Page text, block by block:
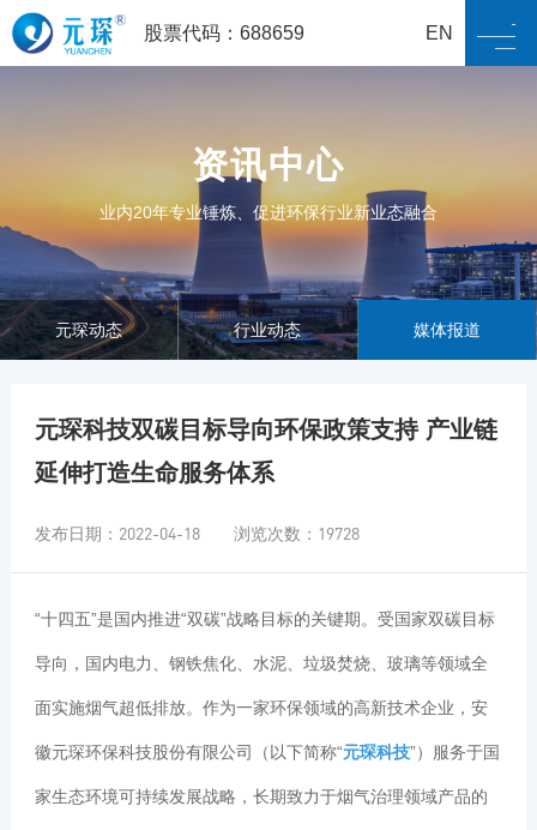
股票代码：688659 EN
资讯中心
业内20年专业锤炼、促进环保行业新业态融合
元琛动态 行业动态 媒体报道
元琛科技双碳目标导向环保政策支持 产业链
延伸打造生命服务体系
发布日期：2022-04-18 浏览次数：19728
“十四五”是国内推进“双碳”战略目标的关键期。受国家双碳目标
导向，国内电力、钢铁焦化、水泥、垃圾焚烧、玻璃等领域全
面实施烟气超低排放。作为一家环保领域的高新技术企业，安
徽元琛环保科技股份有限公司（以下简称“元琛科技”）服务于国
家生态环境可持续发展战略，长期致力于烟气治理领域产品的